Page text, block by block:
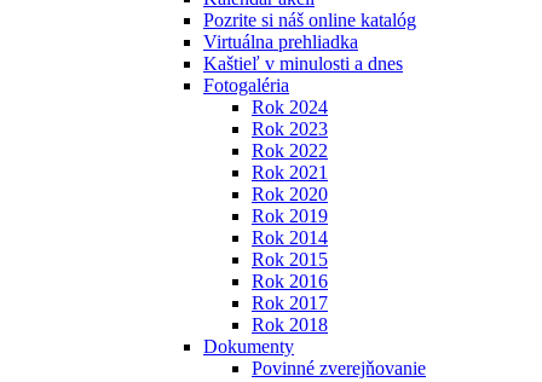
Pozrite si náš online katalóg
Virtuálna prehliadka
Kaštieľ v minulosti a dnes
Fotogaléria
Rok 2024
Rok 2023
Rok 2022
Rok 2021
Rok 2020
Rok 2019
Rok 2014
Rok 2015
Rok 2016
Rok 2017
Rok 2018
Dokumenty
Povinné zverejňovanie